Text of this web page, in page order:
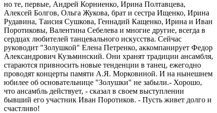
но те, первые, Андрей Корниенко, Ирина Полтавцева,
Алексей Болгов, Ольга Жукова, брат и сестра Ищенко, Ирина
Рудавина, Таисия Сушкова, Геннадий Кащенко, Ирина и Иван
Поротиковы, Валентина Себелева и многие другие, всегда в
сердцах любителей танцевального искусства. Сейчас
руководит "Золушкой" Елена Петренко, аккомпанирует Федор
Александрович Кузьминский. Они хранят традиции ансамбля,
стараются привносить новые тенденции в танец, ежегодно
проводят концерты памяти А.Я. Морковиной. И на нынешнем
юбилее об основательнице "Золушки" не забыли.- Хорошо,
что ансамбль действует, - сказал в своем выступлении
бывший его участник Иван Поротиков. - Пусть живет долго и
счастливо!